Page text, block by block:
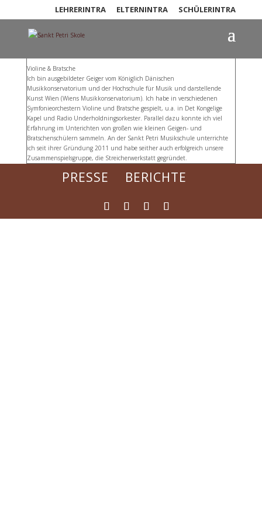
LEHRERINTRA ELTERNINTRA SCHÜLERINTRA
Violine & Bratsche
Ich bin ausgebildeter Geiger vom Königlich Dänischen
Musikkonservatorium und der Hochschule für Musik und darstellende
Kunst Wien (Wiens Musikkonservatorium). Ich habe in verschiedenen
Symfonieorchestern Violine und Bratsche gespielt, u.a. in Det Kongelige
Kapel und Radio Underholdningsorkester. Parallel dazu konnte ich viel
Erfahrung im Unterichten von großen wie kleinen Geigen- und
Bratschenschülern sammeln. An der Sankt Petri Musikschule unterrichte
ich seit ihrer Gründung 2011 und habe seither auch erfolgreich unsere
Zusammenspielsgruppe, die Streicherwerkstatt gegründet.
PRESSE BERICHTE